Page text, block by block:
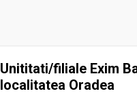
Unititati/filiale Exim
localitatea Oradea